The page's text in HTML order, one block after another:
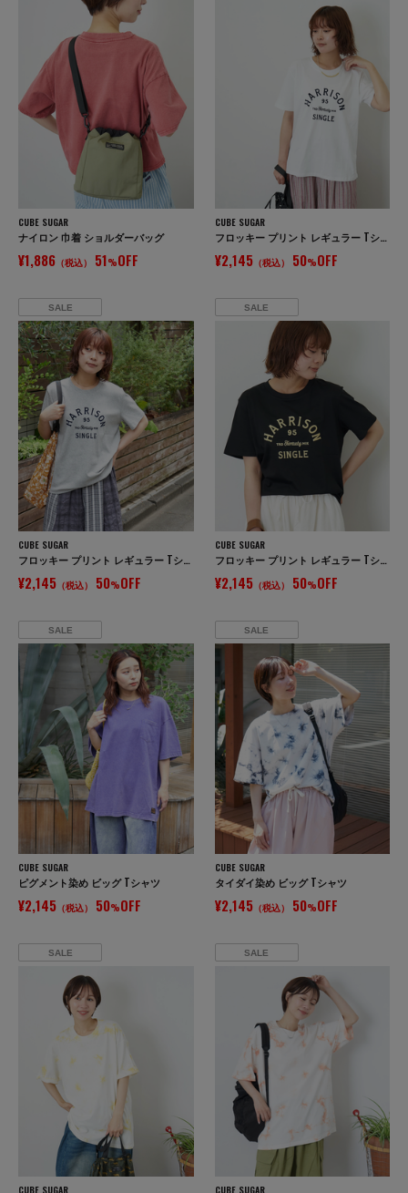
CUBE SUGAR
ナイロン 巾着 ショルダーバッグ
¥1,886 （税込） 51%OFF
CUBE SUGAR
フロッキー プリント レギュラー Tシャツ
¥2,145（税込） 50%OFF
SALE
CUBE SUGAR
フロッキー プリント レギュラー Tシャツ
¥2,145 （税込） 50%OFF
SALE
CUBE SUGAR
フロッキー プリント レギュラー Tシャツ
¥2,145（税込） 50%OFF
SALE
CUBE SUGAR
ピグメント染め ビッグ Tシャツ
¥2,145 （税込） 50%OFF
SALE
CUBE SUGAR
タイダイ染め ビッグ Tシャツ
¥2,145（税込） 50%OFF
SALE
CUBE SUGAR
SALE
CUBE SUGAR